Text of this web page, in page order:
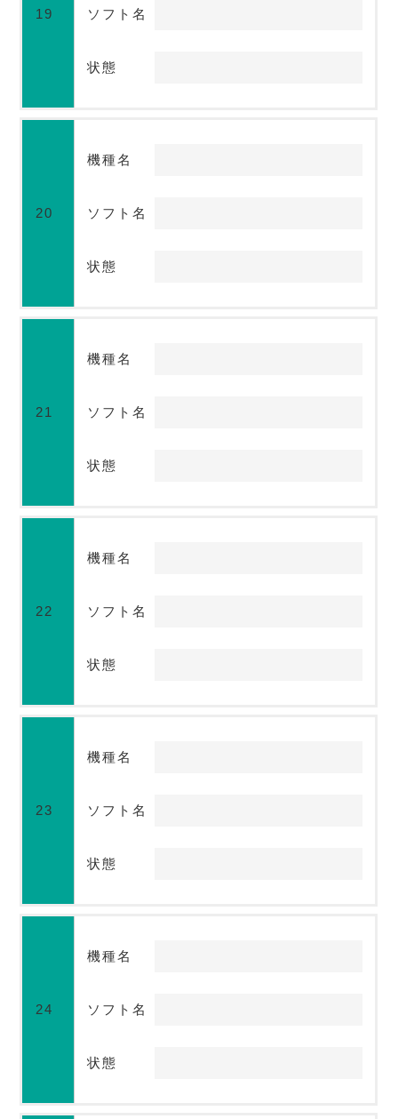
19 ソフト名
状態
20
機種名
ソフト名
状態
21
機種名
ソフト名
状態
22
機種名
ソフト名
状態
23
機種名
ソフト名
状態
24
機種名
ソフト名
状態